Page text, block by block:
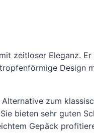
zeitloser Eleganz.
zum
bieten sehr guten
Gepäck